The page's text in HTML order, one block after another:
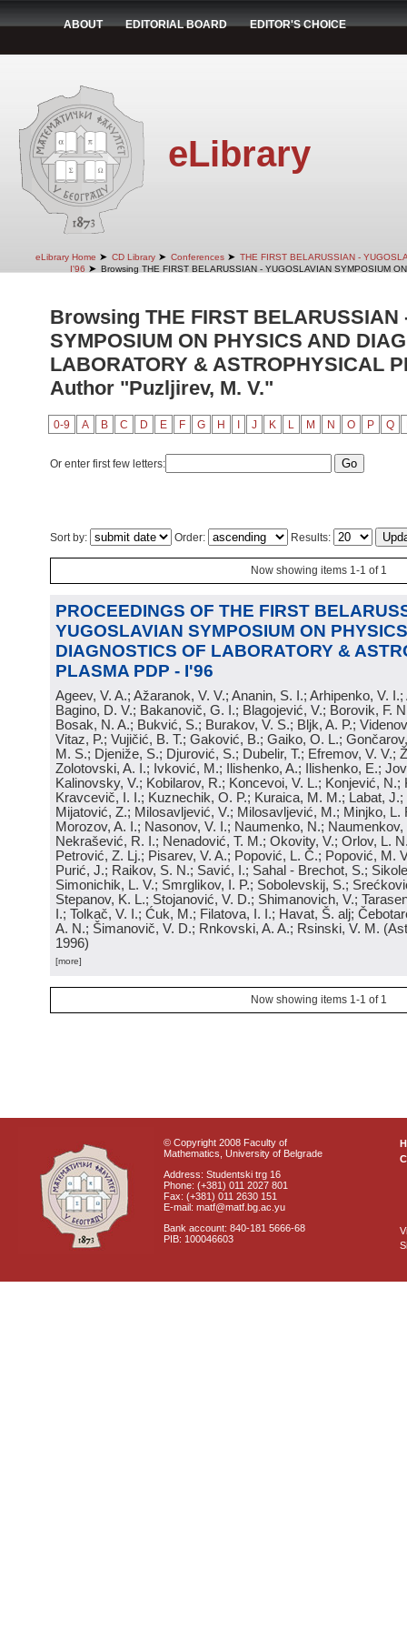
ABOUT EDITORIAL BOARD EDITOR'S CHOICE
eLibrary
eLibrary Home ➤ CD Library ➤ Conferences ➤ THE FIRST BELARUSSIAN -
I'96 ➤ Browsing THE FIRST BELARUSSIAN - YUGOSLAVIAN SYMPOSIUM
Browsing THE FIRST BELARUSSIAN
SYMPOSIUM ON PHYSICS AND
LABORATORY & ASTROPHYSICAL
Author "Puzljirev, M. V."
0-9 A B C D E F G H J K L M N O P Q
Or enter first few letters:
Sort by: Order: Results:
Now showing items 1-1 of 1
PROCEEDINGS OF THE FIRST
YUGOSLAVIAN SYMPOSIUM ON
DIAGNOSTICS OF LABORATORY &
PLASMA PDP - I'96
Ageev, V. A.; Ažaranok, V. V.; Ananin, S. I.; Arhipenko, V.
Bagino, D. V.; Bakanovič, G. I.; Blagojević, V.; Borovik, F.
Bosak, N. A.; Bukvić, S.; Burakov, V. S.; Bljk, A. P.;
Vitaz, P.; Vujičić, B. T.; Gaković, B.; Gaiko, O. L.;
M. S.; Djeniže, S.; Djurović, S.; Dubelir, T.; Efremov, V. V.;
Zolotovski, A. I.; Ivković, M.; Ilishenko, A.; Ilishenko, E.;
Kalinovsky, V.; Kobilarov, R.; Koncevoi, V. L.; Konjević, N.;
Kravcevič, I. I.; Kuznechik, O. P.; Kuraica, M. M.; Labat,
Mijatović, Z.; Milosavljević, V.; Milosavljević, M.; Minjko, L.
Morozov, A. I.; Nasonov, V. I.; Naumenko, N.; Naumenkov,
Nekrašević, R. I.; Nenadović, T. M.; Okovity, V.; Orlov, L.
Petrović, Z. Lj.; Pisarev, V. A.; Popović, L. Č.; Popović, M.
Purić, J.; Raikov, S. N.; Savić, I.; Sahal - Brechot, S.;
Simonichik, L. V.; Smrglikov, I. P.; Sobolevskij, S.;
Stepanov, K. L.; Stojanović, V. D.; Shimanovich, V.;
I.; Tolkač, V. I.; Ćuk, M.; Filatova, I. I.; Havat, Š. alj;
A. N.; Šimanovič, V. D.; Rnkovski, A. A.; Rsinski, V. M. (
1996)
[more]
Now showing items 1-1 of 1
© Copyright 2008 Faculty of
Mathematics, University of Belgrade
Address: Studentski trg 16
Phone: (+381) 011 2027 801
Fax: (+381) 011 2630 151
E-mail: matf@matf.bg.ac.yu
Bank account: 840-181 5666-68
PIB: 100046603